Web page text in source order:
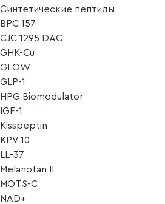
Синтетические пептиды
BPC 157
CJC 1295 DAC
GHK-Cu
GLOW
GLP-1
HPG Biomodulator
IGF-1
Kisspeptin
KPV 10
LL-37
Melanotan II
MOTS-C
NAD+